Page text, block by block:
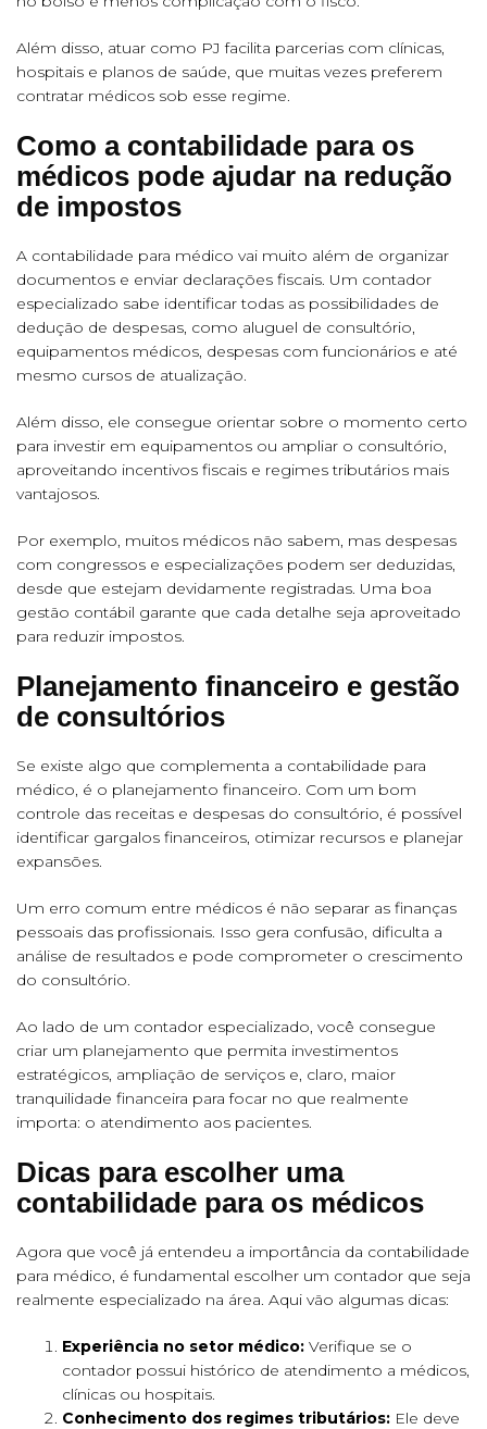
Além disso, atuar como PJ facilita parcerias com clínicas,
hospitais e planos de saúde, que muitas vezes preferem
contratar médicos sob esse regime.
Como a contabilidade para os
médicos pode ajudar na redução
de impostos
A contabilidade para médico vai muito além de organizar
documentos e enviar declarações fiscais. Um contador
especializado sabe identificar todas as possibilidades de
dedução de despesas, como aluguel de consultório,
equipamentos médicos, despesas com funcionários e até
mesmo cursos de atualização.
Além disso, ele consegue orientar sobre o momento certo
para investir em equipamentos ou ampliar o consultório,
aproveitando incentivos fiscais e regimes tributários mais
vantajosos.
Por exemplo, muitos médicos não sabem, mas despesas
com congressos e especializações podem ser deduzidas,
desde que estejam devidamente registradas. Uma boa
gestão contábil garante que cada detalhe seja aproveitado
para reduzir impostos.
Planejamento financeiro e gestão
de consultórios
Se existe algo que complementa a contabilidade para
médico, é o planejamento financeiro. Com um bom
controle das receitas e despesas do consultório, é possível
identificar gargalos financeiros, otimizar recursos e planejar
expansões.
Um erro comum entre médicos é não separar as finanças
pessoais das profissionais. Isso gera confusão, dificulta a
análise de resultados e pode comprometer o crescimento
do consultório.
Ao lado de um contador especializado, você consegue
criar um planejamento que permita investimentos
estratégicos, ampliação de serviços e, claro, maior
tranquilidade financeira para focar no que realmente
importa: o atendimento aos pacientes.
Dicas para escolher uma
contabilidade para os médicos
Agora que você já entendeu a importância da contabilidade
para médico, é fundamental escolher um contador que seja
realmente especializado na área. Aqui vão algumas dicas:
Experiência no setor médico: Verifique se o
contador possui histórico de atendimento a médicos,
clínicas ou hospitais.
Conhecimento dos regimes tributários: Ele deve